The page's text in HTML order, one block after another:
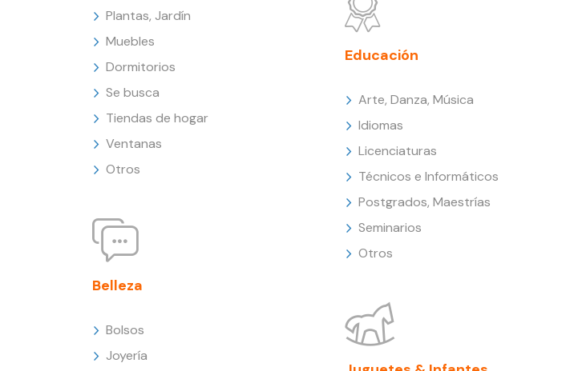
Plantas, Jardín
Muebles
Dormitorios
Se busca
Tiendas de hogar
Ventanas
Otros
Belleza
Bolsos
Joyería
Educación
Arte, Danza, Música
Idiomas
Licenciaturas
Técnicos e Informáticos
Postgrados, Maestrías
Seminarios
Otros